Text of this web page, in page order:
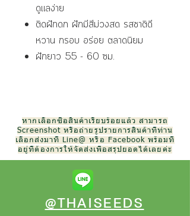
ดูแลง่าย
ติดฝักดก ฝักมีสีม่วงสด รสชาติดี
หวาน กรอบ อร่อย ตลาดนิยม
ฝักยาว 55 - 60 ซม.
หากเลือกซื้อสินค้าเรียบร้อยแล้ว สามารถ
Screenshot หรือถ่ายรูปรายการสินค้าที่ท่าน
เลือกส่งมาที่ Line@ หรือ Facebook พร้อมที่
อยู่ที่ต้องการให้จัดส่งเพื่อสรุปยอดได้เลยค่ะ
@THAISEEDS